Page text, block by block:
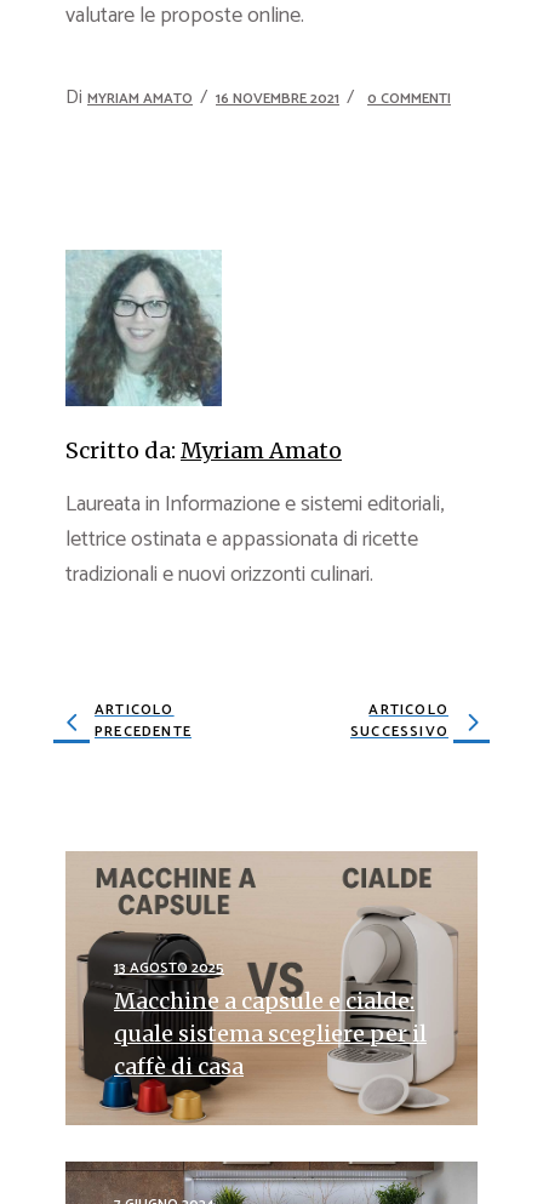
valutare le proposte online.
Di MYRIAM AMATO 16 NOVEMBRE 2021 0 COMMENTI
Scritto da: Myriam Amato
Laureata in Informazione e sistemi editoriali,
lettrice ostinata e appassionata di ricette
tradizionali e nuovi orizzonti culinari.
ARTICOLO
PRECEDENTE
ARTICOLO
SUCCESSIVO
13 AGOSTO 2025
Macchine a capsule e cialde:
quale sistema scegliere per il
caffè di casa